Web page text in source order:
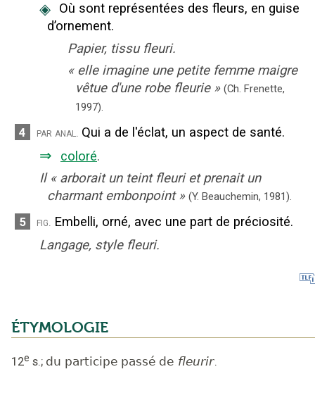
◈ Où sont représentées des fleurs, en guise
d’ornement.
Papier, tissu fleuri.
« elle imagine une petite femme maigre
vêtue d'une robe fleurie » (Ch. Frenette,
1997).
4 par anal. Qui a de l'éclat, un aspect de santé.
⇒ coloré.
Il « arborait un teint fleuri et prenait un
charmant embonpoint » (Y. Beauchemin, 1981).
5 fig. Embelli, orné, avec une part de préciosité.
Langage, style fleuri.
ÉTYMOLOGIE
12e s.; du participe passé de fleurir.